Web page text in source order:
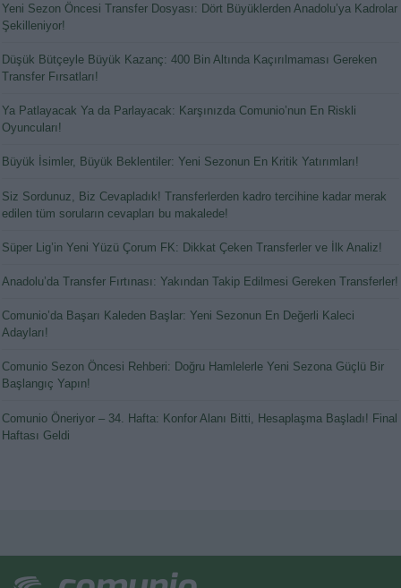
Yeni Sezon Öncesi Transfer Dosyası: Dört Büyüklerden Anadolu’ya Kadrolar
Şekilleniyor!
Düşük Bütçeyle Büyük Kazanç: 400 Bin Altında Kaçırılmaması Gereken
Transfer Fırsatları!
Ya Patlayacak Ya da Parlayacak: Karşınızda Comunio’nun En Riskli
Oyuncuları!
Büyük İsimler, Büyük Beklentiler: Yeni Sezonun En Kritik Yatırımları!
Siz Sordunuz, Biz Cevapladık! Transferlerden kadro tercihine kadar merak
edilen tüm soruların cevapları bu makalede!
Süper Lig’in Yeni Yüzü Çorum FK: Dikkat Çeken Transferler ve İlk Analiz!
Anadolu’da Transfer Fırtınası: Yakından Takip Edilmesi Gereken Transferler!
Comunio’da Başarı Kaleden Başlar: Yeni Sezonun En Değerli Kaleci
Adayları!
Comunio Sezon Öncesi Rehberi: Doğru Hamlelerle Yeni Sezona Güçlü Bir
Başlangıç Yapın!
Comunio Öneriyor – 34. Hafta: Konfor Alanı Bitti, Hesaplaşma Başladı! Final
Haftası Geldi